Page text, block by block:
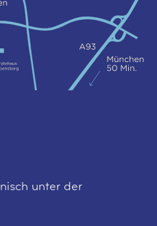
unter der